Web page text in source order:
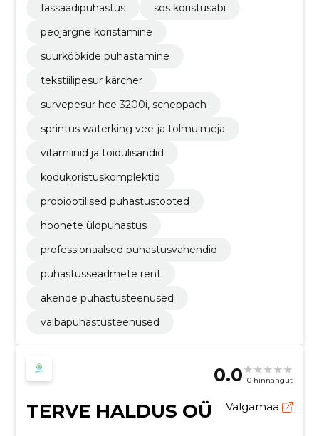
fassaadipuhastus
sos koristusabi
peojärgne koristamine
suurköökide puhastamine
tekstiilipesur kärcher
survepesur hce 3200i, scheppach
sprintus waterking vee-ja tolmuimeja
vitamiinid ja toidulisandid
kodukoristuskomplektid
probiootilised puhastustooted
hoonete üldpuhastus
professionaalsed puhastusvahendid
puhastusseadmete rent
akende puhastusteenused
vaibapuhastusteenused
0.0 0 hinnangut
TERVE HALDUS OÜ Valgamaa